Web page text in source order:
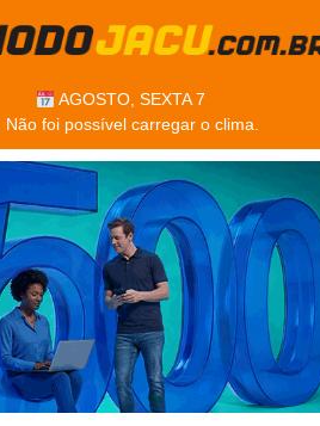
AGOSTO, SEXTA 7
Não foi possível carregar o clima.